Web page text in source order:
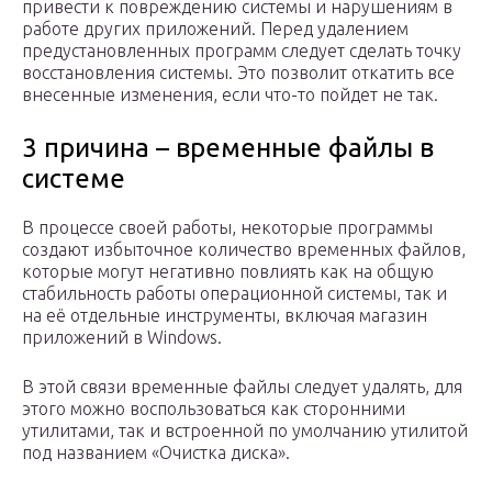
привести к повреждению системы и нарушениям в
работе других приложений. Перед удалением
предустановленных программ следует сделать точку
восстановления системы. Это позволит откатить все
внесенные изменения, если что-то пойдет не так.
3 причина – временные файлы в
системе
В процессе своей работы, некоторые программы
создают избыточное количество временных файлов,
которые могут негативно повлиять как на общую
стабильность работы операционной системы, так и
на её отдельные инструменты, включая магазин
приложений в Windows.
В этой связи временные файлы следует удалять, для
этого можно воспользоваться как сторонними
утилитами, так и встроенной по умолчанию утилитой
под названием «Очистка диска».